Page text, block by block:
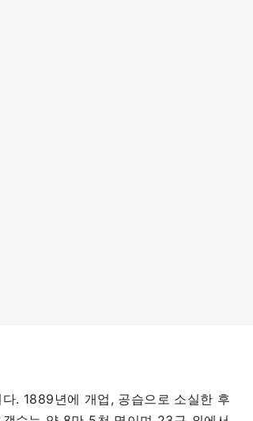
. 1889년에 개업, 공습으로 소실한 후